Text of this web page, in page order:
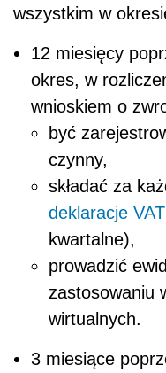
wszystkim w
12 miesięcy
okres, w
wnioskiem o
być
czynny,
składać za
deklaracje VAT
kwartalne),
prowadzić
zastosowaniu
wirtualnych.
3 miesiące